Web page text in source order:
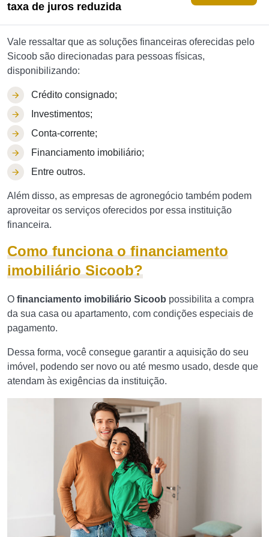
taxa de juros reduzida
Vale ressaltar que as soluções financeiras oferecidas pelo
Sicoob são direcionadas para pessoas físicas,
disponibilizando:
Crédito consignado;
Investimentos;
Conta-corrente;
Financiamento imobiliário;
Entre outros.
Além disso, as empresas de agronegócio também podem
aproveitar os serviços oferecidos por essa instituição
financeira.
Como funciona o financiamento
imobiliário Sicoob?
O financiamento imobiliário Sicoob possibilita a compra
da sua casa ou apartamento, com condições especiais de
pagamento.
Dessa forma, você consegue garantir a aquisição do seu
imóvel, podendo ser novo ou até mesmo usado, desde que
atendam às exigências da instituição.